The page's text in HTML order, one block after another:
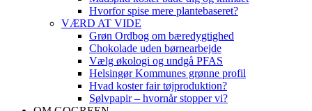
Hvorfor spise mere plantebaseret?
VÆRD AT VIDE
Grøn Ordbog om bæredygtighed
Chokolade uden børnearbejde
Vælg økologi og undgå PFAS
Helsingør Kommunes grønne profil
Hvad koster fair tøjproduktion?
Sølvpapir – hvornår stopper vi?